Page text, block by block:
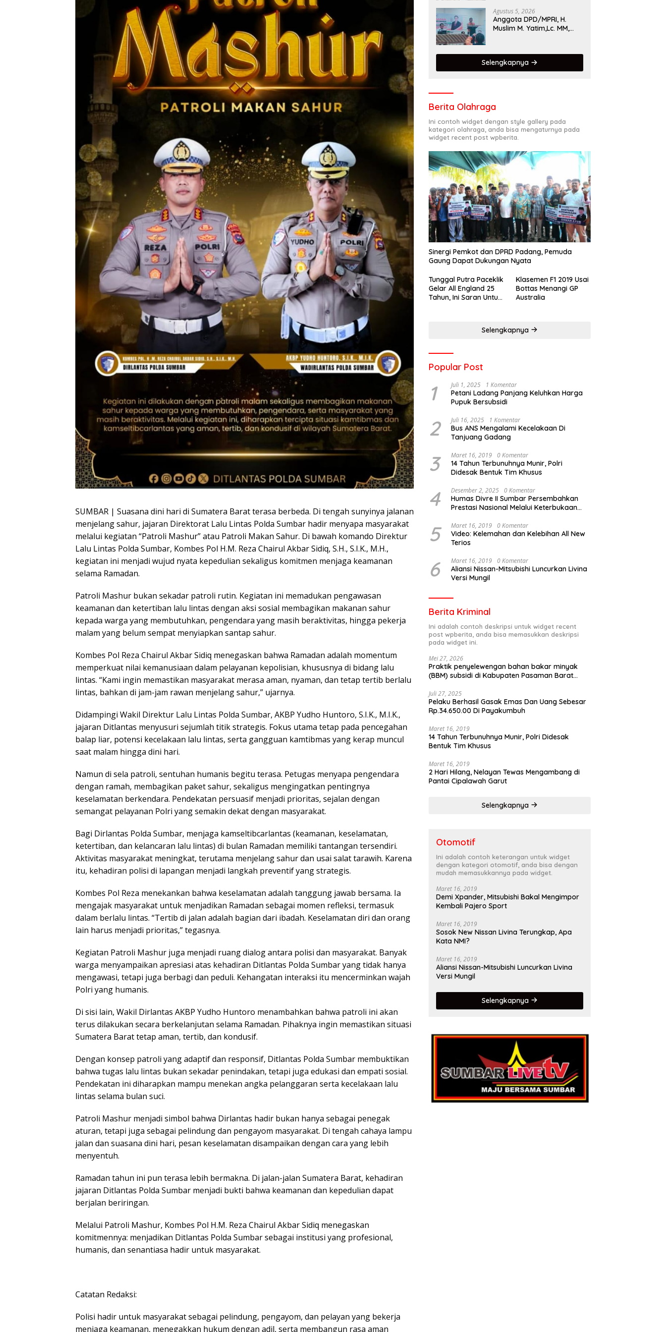
SUMBAR | Suasana dini hari di Sumatera Barat terasa berbeda. Di tengah sunyinya jalanan
menjelang sahur, jajaran Direktorat Lalu Lintas Polda Sumbar hadir menyapa masyarakat
melalui kegiatan “Patroli Mashur” atau Patroli Makan Sahur. Di bawah komando Direktur
Lalu Lintas Polda Sumbar, Kombes Pol H.M. Reza Chairul Akbar Sidiq, S.H., S.I.K., M.H.,
kegiatan ini menjadi wujud nyata kepedulian sekaligus komitmen menjaga keamanan
selama Ramadan.
Patroli Mashur bukan sekadar patroli rutin. Kegiatan ini memadukan pengawasan
keamanan dan ketertiban lalu lintas dengan aksi sosial membagikan makanan sahur
kepada warga yang membutuhkan, pengendara yang masih beraktivitas, hingga pekerja
malam yang belum sempat menyiapkan santap sahur.
Kombes Pol Reza Chairul Akbar Sidiq menegaskan bahwa Ramadan adalah momentum
memperkuat nilai kemanusiaan dalam pelayanan kepolisian, khususnya di bidang lalu
lintas. “Kami ingin memastikan masyarakat merasa aman, nyaman, dan tetap tertib berlalu
lintas, bahkan di jam-jam rawan menjelang sahur,” ujarnya.
Didampingi Wakil Direktur Lalu Lintas Polda Sumbar, AKBP Yudho Huntoro, S.I.K., M.I.K.,
jajaran Ditlantas menyusuri sejumlah titik strategis. Fokus utama tetap pada pencegahan
balap liar, potensi kecelakaan lalu lintas, serta gangguan kamtibmas yang kerap muncul
saat malam hingga dini hari.
Namun di sela patroli, sentuhan humanis begitu terasa. Petugas menyapa pengendara
dengan ramah, membagikan paket sahur, sekaligus mengingatkan pentingnya
keselamatan berkendara. Pendekatan persuasif menjadi prioritas, sejalan dengan
semangat pelayanan Polri yang semakin dekat dengan masyarakat.
Bagi Dirlantas Polda Sumbar, menjaga kamseltibcarlantas (keamanan, keselamatan,
ketertiban, dan kelancaran lalu lintas) di bulan Ramadan memiliki tantangan tersendiri.
Aktivitas masyarakat meningkat, terutama menjelang sahur dan usai salat tarawih. Karena
itu, kehadiran polisi di lapangan menjadi langkah preventif yang strategis.
Kombes Pol Reza menekankan bahwa keselamatan adalah tanggung jawab bersama. Ia
mengajak masyarakat untuk menjadikan Ramadan sebagai momen refleksi, termasuk
dalam berlalu lintas. “Tertib di jalan adalah bagian dari ibadah. Keselamatan diri dan orang
lain harus menjadi prioritas,” tegasnya.
Kegiatan Patroli Mashur juga menjadi ruang dialog antara polisi dan masyarakat. Banyak
warga menyampaikan apresiasi atas kehadiran Ditlantas Polda Sumbar yang tidak hanya
mengawasi, tetapi juga berbagi dan peduli. Kehangatan interaksi itu mencerminkan wajah
Polri yang humanis.
Di sisi lain, Wakil Dirlantas AKBP Yudho Huntoro menambahkan bahwa patroli ini akan
terus dilakukan secara berkelanjutan selama Ramadan. Pihaknya ingin memastikan situasi
Sumatera Barat tetap aman, tertib, dan kondusif.
Dengan konsep patroli yang adaptif dan responsif, Ditlantas Polda Sumbar membuktikan
bahwa tugas lalu lintas bukan sekadar penindakan, tetapi juga edukasi dan empati sosial.
Pendekatan ini diharapkan mampu menekan angka pelanggaran serta kecelakaan lalu
lintas selama bulan suci.
Patroli Mashur menjadi simbol bahwa Dirlantas hadir bukan hanya sebagai penegak
aturan, tetapi juga sebagai pelindung dan pengayom masyarakat. Di tengah cahaya lampu
jalan dan suasana dini hari, pesan keselamatan disampaikan dengan cara yang lebih
menyentuh.
Ramadan tahun ini pun terasa lebih bermakna. Di jalan-jalan Sumatera Barat, kehadiran
jajaran Ditlantas Polda Sumbar menjadi bukti bahwa keamanan dan kepedulian dapat
berjalan beriringan.
Melalui Patroli Mashur, Kombes Pol H.M. Reza Chairul Akbar Sidiq menegaskan
komitmennya: menjadikan Ditlantas Polda Sumbar sebagai institusi yang profesional,
humanis, dan senantiasa hadir untuk masyarakat.
Catatan Redaksi:
Polisi hadir untuk masyarakat sebagai pelindung, pengayom, dan pelayan yang bekerja
menjaga keamanan, menegakkan hukum dengan adil, serta membangun rasa aman
Hasil Maksimal
Agustus 5, 2026
Anggota DPD/MPRI, H.
Muslim M. Yatim,Lc. MM,
satu garda terdepan
dalam Bencana
Selengkapnya
Berita Olahraga
Ini contoh widget dengan style gallery pada
kategori olahraga, anda bisa mengaturnya pada
widget recent post wpberita.
Sinergi Pemkot dan DPRD Padang, Pemuda
Gaung Dapat Dukungan Nyata
Tunggal Putra Paceklik
Gelar All England 25
Tahun, Ini Saran Untuk
Klasemen F1 2019 Usai
Bottas Menangi GP
Australia
Selengkapnya
Popular Post
1 Juli 1, 2025 1 Komentar
Petani Ladang Panjang Keluhkan Harga
Pupuk Bersubsidi
2 Juli 16, 2025 1 Komentar
Bus ANS Mengalami Kecelakaan Di
Tanjuang Gadang
3 Maret 16, 2019 0 Komentar
14 Tahun Terbunuhnya Munir, Polri
Didesak Bentuk Tim Khusus
4 Desember 2, 2025 0 Komentar
Humas Divre II Sumbar Persembahkan
Prestasi Nasional Melalui Keterbukaan
5 Maret 16, 2019 0 Komentar
Video: Kelemahan dan Kelebihan All New
Terios
6 Maret 16, 2019 0 Komentar
Aliansi Nissan-Mitsubishi Luncurkan Livina
Versi Mungil
Berita Kriminal
Ini adalah contoh deskripsi untuk widget recent
post wpberita, anda bisa memasukkan deskripsi
pada widget ini.
Mei 27, 2026
Praktik penyelewengan bahan bakar minyak
(BBM) subsidi di Kabupaten Pasaman Barat
Juli 27, 2025
Pelaku Berhasil Gasak Emas Dan Uang Sebesar
Rp.34.650.00 Di Payakumbuh
Maret 16, 2019
14 Tahun Terbunuhnya Munir, Polri Didesak
Bentuk Tim Khusus
Maret 16, 2019
2 Hari Hilang, Nelayan Tewas Mengambang di
Pantai Cipalawah Garut
Selengkapnya
Otomotif
Ini adalah contoh keterangan untuk widget
dengan kategori otomotif, anda bisa dengan
mudah memasukkannya pada widget.
Maret 16, 2019
Demi Xpander, Mitsubishi Bakal Mengimpor
Kembali Pajero Sport
Maret 16, 2019
Sosok New Nissan Livina Terungkap, Apa
Kata NMI?
Maret 16, 2019
Aliansi Nissan-Mitsubishi Luncurkan Livina
Versi Mungil
Selengkapnya